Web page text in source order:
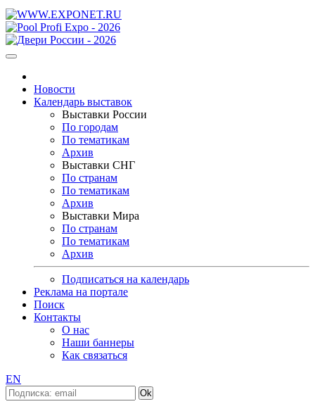
Новости
Календарь выставок
Выставки России
По городам
По тематикам
Архив
Выставки СНГ
По странам
По тематикам
Архив
Выставки Мира
По странам
По тематикам
Архив
Подписаться на календарь
Реклама на портале
Поиск
Контакты
О нас
Наши баннеры
Как связаться
EN